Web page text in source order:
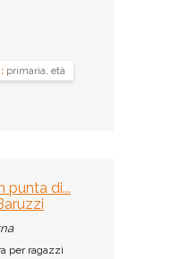
primaria, età
punta di...
per ragazzi